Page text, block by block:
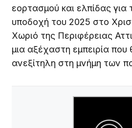
εορτασμού και ελπίδας
υποδοχή του 2025 στο
Χωριό της Περιφέρειας
μια αξέχαστη εμπειρία που
ανεξίτηλη στη μνήμη των